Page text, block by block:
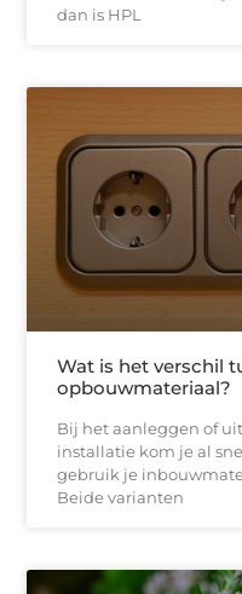
dan is HPL
Wat is het verschil
opbouwmateriaal?
Bij het aanleggen of
installatie kom je al
gebruik je
Beide varianten